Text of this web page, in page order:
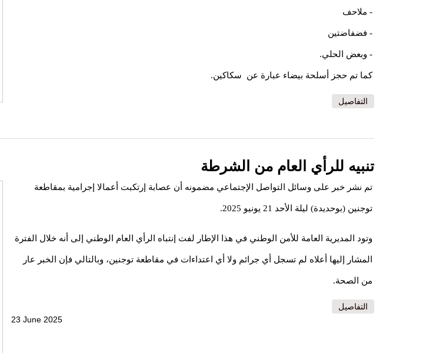
- ملاحف
- فضفاضتين
- وبعض الحلي.
كما تم حجز أسلحة بيضاء عبارة عن سكاكين.
التفاصيل
تنبيه للرأي العام من الشرطة
تم نشر خبر على وسائل التواصل الإجتماعي مضمونه أن عصابة إرتكبت أعمالا إجرامية بمقاطعة
توجنين (بوحديدة) ليلة الأحد 21 يونيو 2025.
وتود المديرية العامة للأمن الوطني في هذا الإطار لفت إنتباه الرأي العام الوطني إلى أنه خلال الفترة
المشار إليها أعلاه لم تسجل أي جرائم ولا أي اعتداءات في مقاطعة توجنين، وبالتالي فإن الخبر عار
من الصحة.
التفاصيل
23 June 2025